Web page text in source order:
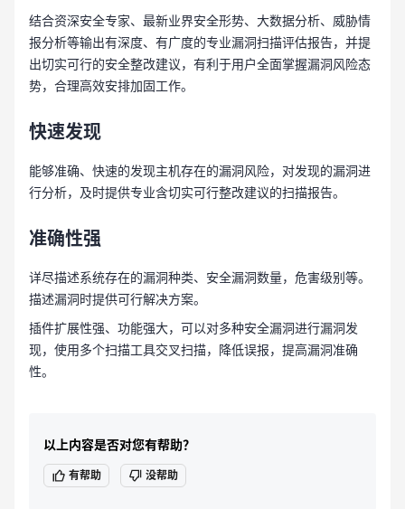
结合资深安全专家、最新业界安全形势、大数据分析、威胁情
报分析等输出有深度、有广度的专业漏洞扫描评估报告，并提
出切实可行的安全整改建议，有利于用户全面掌握漏洞风险态
势，合理高效安排加固工作。
快速发现
能够准确、快速的发现主机存在的漏洞风险，对发现的漏洞进
行分析，及时提供专业含切实可行整改建议的扫描报告。
准确性强
详尽描述系统存在的漏洞种类、安全漏洞数量，危害级别等。
描述漏洞时提供可行解决方案。
插件扩展性强、功能强大，可以对多种安全漏洞进行漏洞发
现，使用多个扫描工具交叉扫描，降低误报，提高漏洞准确
性。
以上内容是否对您有帮助？
有帮助 没帮助